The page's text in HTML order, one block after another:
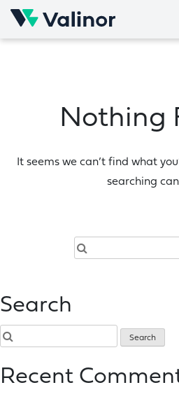
Skip
Nothing
It seems we can’t find what
searching
Search
Recent